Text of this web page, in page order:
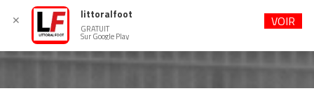
✕ littoralfoot
GRATUIT
Sur Google Play
VOIR